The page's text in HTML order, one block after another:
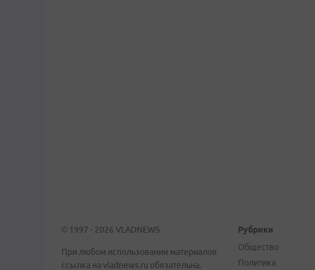
© 1997 - 2026 VLADNEWS
При любом использовании материалов
ссылка на vladnews.ru обязательна.
Рубрики
Общество
Политика